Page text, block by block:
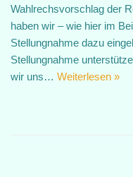
Wahlrechsvorschlag der
haben wir – wie hier im
Stellungnahme dazu
Stellungnahme
wir uns… Weiterlesen »